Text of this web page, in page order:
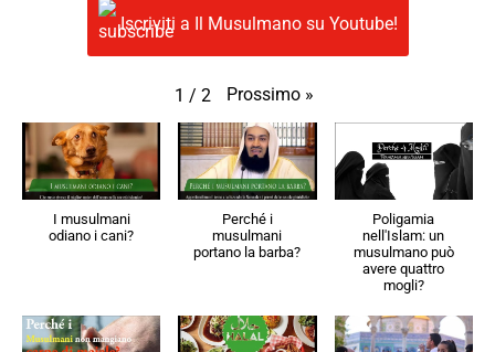
Iscriviti a Il Musulmano su Youtube!
1 / 2 Prossimo »
I musulmani
odiano i cani?
Perché i
musulmani
portano la barba?
Poligamia
nell'Islam: un
musulmano può
avere quattro
mogli?